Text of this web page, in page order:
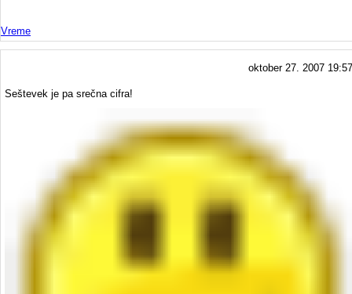
Vreme
oktober 27. 2007 19:57
Seštevek je pa srečna cifra!